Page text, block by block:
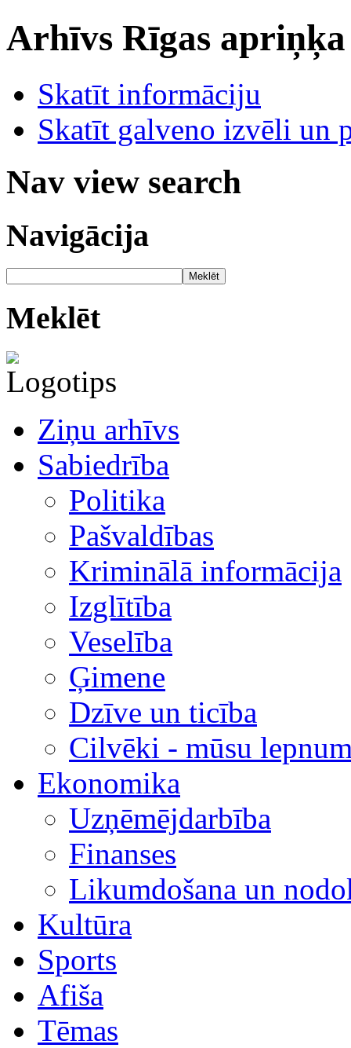
Arhīvs Rīgas
Skatīt informāciju
Skatīt galveno izvēli un
Nav view search
Navigācija
Meklēt
Meklēt
Ziņu arhīvs
Sabiedrība
Politika
Pašvaldības
Kriminālā informācija
Izglītība
Veselība
Ģimene
Dzīve un ticība
Cilvēki - mūsu
Ekonomika
Uzņēmējdarbība
Finanses
Likumdošana un
Kultūra
Sports
Afiša
Tēmas